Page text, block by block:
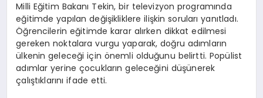
Milli Eğitim Bakanı Tekin, bir televizyon programında
eğitimde yapılan değişikliklere ilişkin soruları yanıtladı.
Öğrencilerin eğitimde karar alırken dikkat edilmesi
gereken noktalara vurgu yaparak, doğru adımların
ülkenin geleceği için önemli olduğunu belirtti. Popülist
adımlar yerine çocukların geleceğini düşünerek
çalıştıklarını ifade etti.